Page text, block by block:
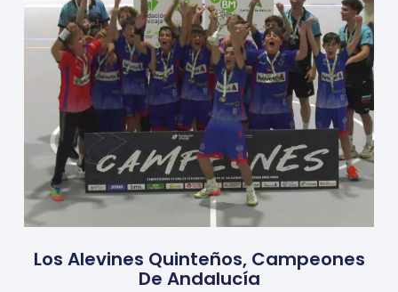
Los Alevines Quinteños, Campeones
De Andalucía